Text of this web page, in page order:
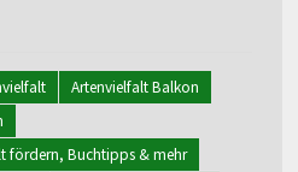
Artenvielfalt Balkon
fördern, Buchtipps & mehr